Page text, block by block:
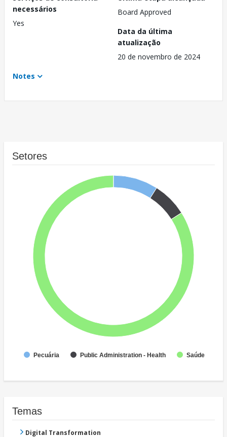
necessários
Yes
Board Approved
Data da última
atualização
20 de novembro de 2024
Notes
Setores
Pecuária Public Administration - Health Saúde
Temas
Digital Transformation